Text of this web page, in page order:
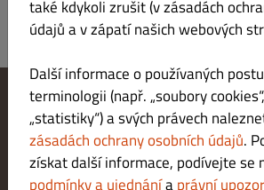
Změnit nastavení souborů cookie
Kontaktuj nás
Zásady ochrany osobních údajů
Podmínky a ujednání
také kdykoli zrušit (v zásadách
údajů a v zápatí našich webových
Další informace o používaných
terminologii (např. „soubory
„statistiky“) a svých právech
zásadách ochrany osobních údajů.
získat další informace, podívejte se
podmínky a ujednáníaprávní